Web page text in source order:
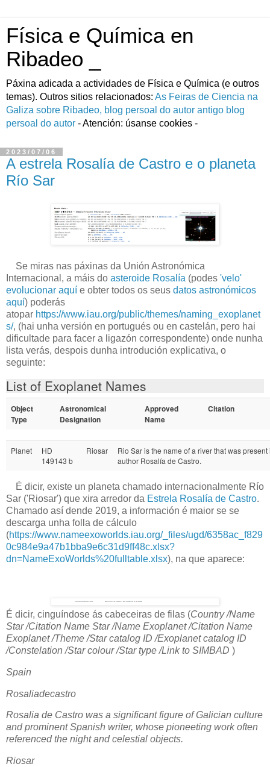
Física e Química en
Ribadeo _
Páxina adicada a actividades de Fí­sica e Quí­mica (e outros
temas). Outros sitios relacionados: As Feiras de Ciencia na
Galiza sobre Ribadeo, blog persoal do autor antigo blog
persoal do autor - Atención: úsanse cookies -
2023/07/06
A estrela Rosalía de Castro e o planeta
Río Sar
Se miras nas páxinas da Unión Astronómica
Internacional, a máis do asteroide Rosalía (podes 'velo'
evolucionar aquí e obter todos os seus datos astronómicos
aquí) poderás
atopar https://www.iau.org/public/themes/naming_exoplanet
s/, (hai unha versión en portugués ou en castelán, pero hai
dificultade para facer a ligazón correspondente) onde nunha
lista verás, despois dunha introdución explicativa, o
seguinte:
List of Exoplanet Names
Object
Type
Astronomical
Designation
Approved
Name
Citation
Planet
HD
149143 b
Riosar
Rio Sar is the name of a river that was
author Rosalía de Castro.
É dicir, existe un planeta chamado internacionalmente Río
Sar ('Riosar') que xira arredor da Estrela Rosalía de Castro.
Chamado así dende 2019, a información é maior se se
descarga unha folla de cálculo
(https://www.nameexoworlds.iau.org/_files/ugd/6358ac_f829
0c984e9a47b1bba9e6c31d9ff48c.xlsx?
dn=NameExoWorlds%20fulltable.xlsx), na que aparece:
É dicir, cinguíndose ás cabeceiras de filas (Country /Name
Star /Citation Name Star /Name Exoplanet /Citation Name
Exoplanet /Theme /Star catalog ID /Exoplanet catalog ID
/Constelation /Star colour /Star type /Link to SIMBAD )
Spain
Rosaliadecastro
Rosalia de Castro was a significant figure of Galician culture
and prominent Spanish writer, whose pioneeting work often
referenced the night and celestial objects.
Riosar